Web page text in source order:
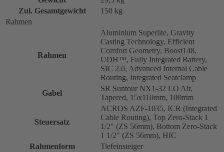
Zul. Gesamtgewicht
150 kg
Rahmen
Rahmen
Aluminium Superlite, Gravity
Casting Technology, Efficient
Comfort Geometry, Boost148,
UDH™, Fully Integrated Battery,
SIC 2.0, Advanced Internal Cable
Routing, Integrated Seatclamp
Gabel
SR Suntour NX1-32 LO Air,
Tapered, 15x110mm, 100mm
Steuersatz
ACROS AZF-1035, ICR (Integrated
Cable Routing), Top Zero-Stack 1
1/2" (ZS 56mm), Bottom Zero-Stack
1 1/2" (ZS 56mm), HIC
Rahmenform
Tiefeinsteiger